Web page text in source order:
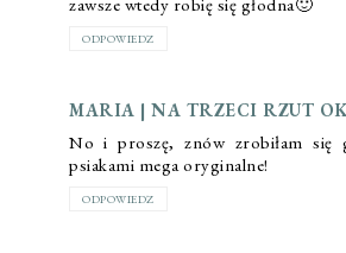
ODPOWIEDZ
MARIA | NA TRZECI RZUT
No i proszę, znów zrobiłam się
psiakami mega oryginalne!
ODPOWIEDZ